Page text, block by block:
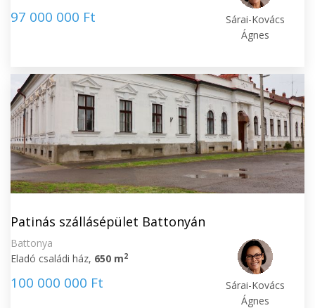
97 000 000 Ft
Sárai-Kovács
Ágnes
Patinás szállásépület Battonyán
Battonya
Eladó családi ház, 650 m2
100 000 000 Ft
Sárai-Kovács
Ágnes